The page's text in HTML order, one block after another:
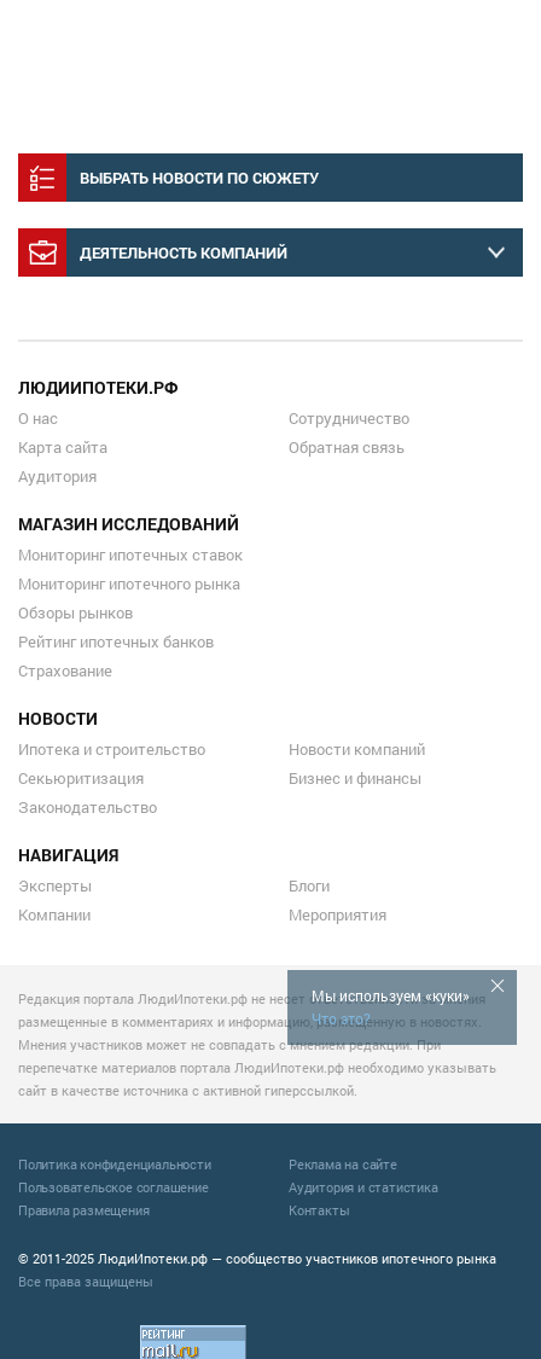
ВЫБРАТЬ НОВОСТИ ПО СЮЖЕТУ
ДЕЯТЕЛЬНОСТЬ КОМПАНИЙ
Мы используем «куки»
Что это?
ЛЮДИИПОТЕКИ.РФ
О нас
Карта сайта
Аудитория
Сотрудничество
Обратная связь
МАГАЗИН ИССЛЕДОВАНИЙ
Мониторинг ипотечных ставок
Мониторинг ипотечного рынка
Обзоры рынков
Рейтинг ипотечных банков
Страхование
НОВОСТИ
Ипотека и строительство
Секьюритизация
Законодательство
Новости компаний
Бизнес и финансы
НАВИГАЦИЯ
Эксперты
Компании
Блоги
Мероприятия
Редакция портала ЛюдиИпотеки.рф не несет ответственности за мнения
размещенные в комментариях и информацию, размещенную в новостях.
Мнения участников может не совпадать с мнением редакции. При
перепечатке материалов портала ЛюдиИпотеки.рф необходимо указывать
сайт в качестве источника с активной гиперссылкой.
© 2011-2025 ЛюдиИпотеки.рф — сообщество участников ипотечного рынка
Все права защищены
Политика конфиденциальности
Пользовательское соглашение
Правила размещения
Реклама на сайте
Аудитория и статистика
Контакты